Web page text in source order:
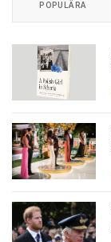
POPULÄRA